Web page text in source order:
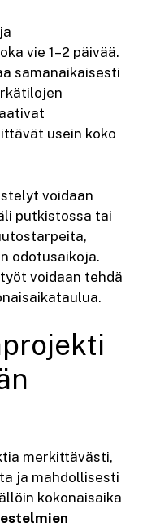
vie 1–2 päivää.
samanaikaisesti
usein koko
voidaan
putkistossa tai
odotusaikoja.
voidaan tehdä
merkittävästi,
ja mahdollisesti
kokonaisaika